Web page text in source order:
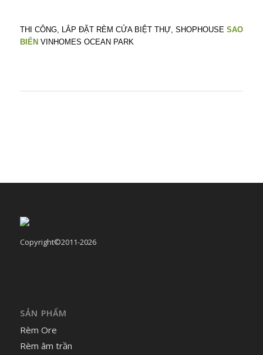
THI CÔNG, LẮP ĐẶT RÈM CỬA BIỆT THỰ, SHOPHOUSESAO
BIỂN VINHOMES OCEAN PARK
Copyright©2011-2026
SẢN PHẨM
Rèm Ore
Rèm âm trần